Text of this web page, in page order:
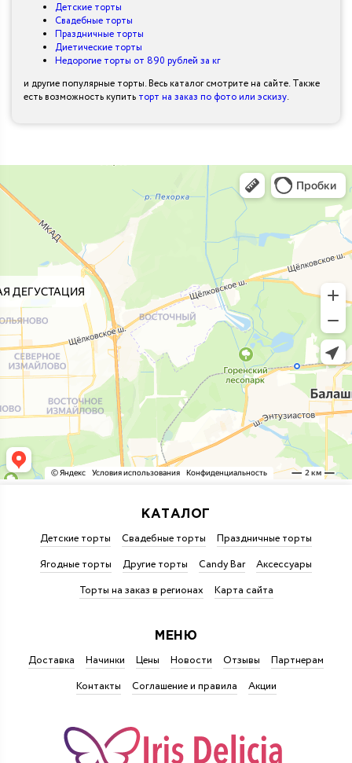
Детские торты
Свадебные торты
Праздничные торты
Диетические торты
Недорогие торты от 890 рублей за кг
и другие популярные торты. Весь каталог смотрите на сайте. Также
есть возможность купить торт на заказ по фото или эскизу.
КАТАЛОГ
Детские торты Свадебные торты
Праздничные торты
Ягодные торты
Другие торты Candy Bar
Аксессуары
Торты на заказ в регионах
Карта сайта
МЕНЮ
Доставка Начинки Цены Новости Отзывы
Партнерам
Контакты
Соглашение и правила Акции